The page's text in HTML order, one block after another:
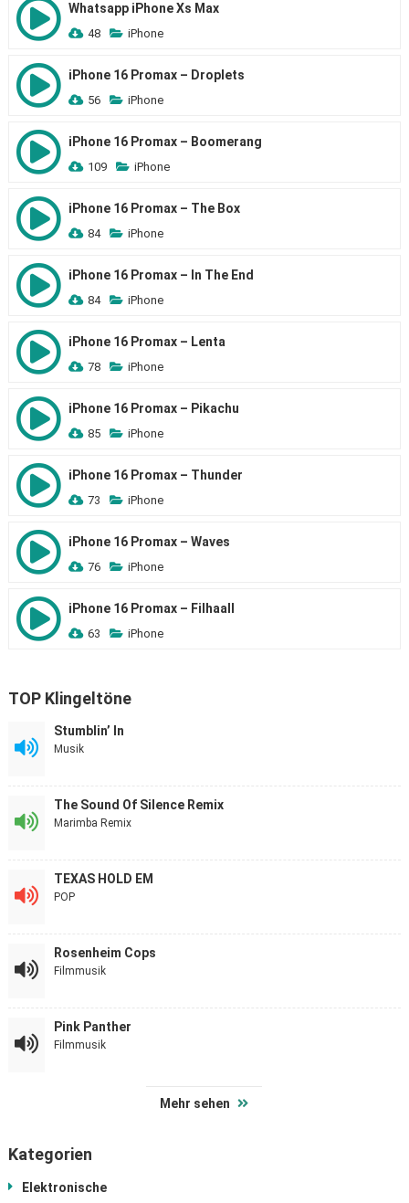
Whatsapp iPhone Xs Max
48 iPhone
iPhone 16 Promax – Droplets
56 iPhone
iPhone 16 Promax – Boomerang
109 iPhone
iPhone 16 Promax – The Box
84 iPhone
iPhone 16 Promax – In The End
84 iPhone
iPhone 16 Promax – Lenta
78 iPhone
iPhone 16 Promax – Pikachu
85 iPhone
iPhone 16 Promax – Thunder
73 iPhone
iPhone 16 Promax – Waves
76 iPhone
iPhone 16 Promax – Filhaall
63 iPhone
TOP Klingeltöne
Stumblin’ In
Musik
The Sound Of Silence Remix
Marimba Remix
TEXAS HOLD EM
POP
Rosenheim Cops
Filmmusik
Pink Panther
Filmmusik
Mehr sehen
Kategorien
Elektronische